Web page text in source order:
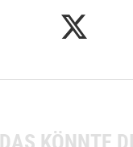
DAS KÖNNTE